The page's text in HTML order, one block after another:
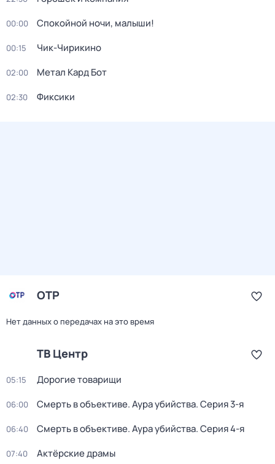
00:00 Спокойной ночи, малыши!
00:15 Чик-Чирикино
02:00 Метал Кард Бот
02:30 Фиксики
ОТР
Нет данных о передачах на это время
ТВ Центр
05:15 Дорогие товарищи
06:00 Смерть в объективе. Аура убийства. Серия 3-я
06:40 Смерть в объективе. Аура убийства. Серия 4-я
07:40 Актёрские драмы